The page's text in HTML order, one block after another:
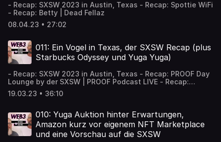
- Recap: SXSW 2023 in Austin, Texas - Recap: Spottie WiFi
- Recap: Betty | Dead Fellaz
08.04.23 • 27:02
011: Ein Vogel in Texas, der SXSW Recap (plus
Starbucks Odyssey und Yuga Yuga)
- Recap: SXSW 2023 in Austin, Texas - Recap: PROOF Day
Lounge by der SXSW | PROOF Podcast LIVE - Recap:
Starbucks Odyssey Updates - Yuga Labs Summoning ist
da: Alles, was du wissen musst - Otherside Metaverse
deaktiviert NFT Funktionen
19.03.23 • 36:10
010: Yuga Auktion hinter Erwartungen,
Amazon kurz vor eigenem NFT Marketplace
und eine Vorschau auf die SXSW